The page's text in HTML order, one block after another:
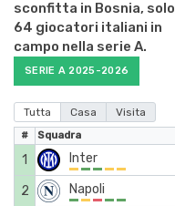
sconfitta in Bosnia, solo
64 giocatori italiani in
campo nella serie A.
SERIE A 2025-2026
Tutta Casa Visita
# Squadra
1 Inter
2
Napoli